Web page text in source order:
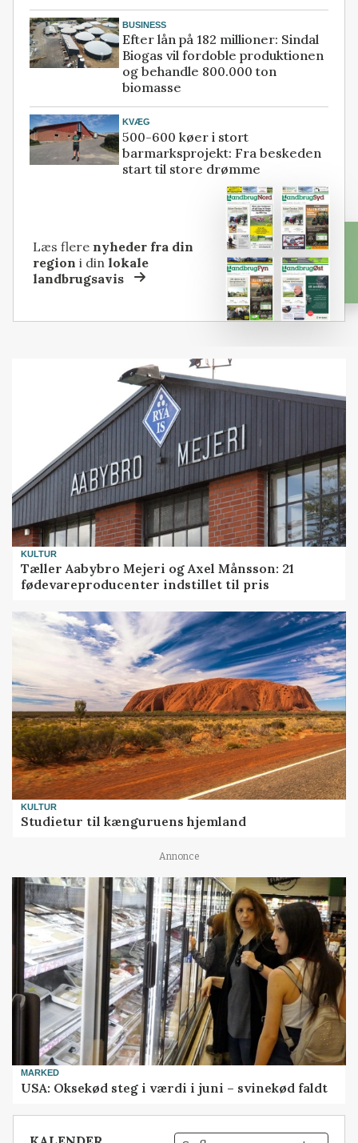
BUSINESS
Efter lån på 182 millioner: Sindal
Biogas vil fordoble produktionen
og behandle 800.000 ton
biomasse
KVÆG
500-600 køer i stort
barmarksprojekt: Fra beskeden
start til store drømme
Læs flere nyheder fra din
region i dinlokale
landbrugsavis
KULTUR
Tæller Aabybro Mejeri og Axel Månsson: 21
fødevareproducenter indstillet til pris
KULTUR
Studietur til kænguruens hjemland
Annonce
MARKED
USA: Oksekød steg i værdi i juni – svinekød faldt